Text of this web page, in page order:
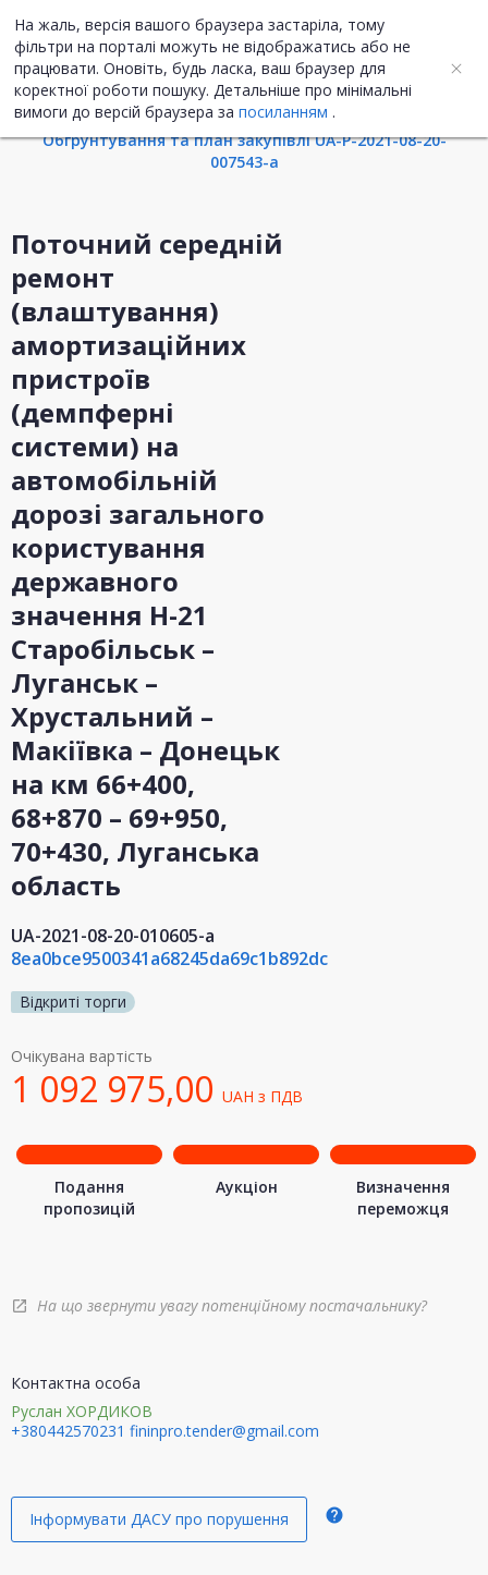
На жаль, версія вашого браузера застаріла, тому
фільтри на порталі можуть не відображатись або не
працювати. Оновіть, будь ласка, ваш браузер для
коректної роботи пошуку. Детальніше про мінімальні
вимоги до версій браузера за посиланням .
UA ENG
Інформація про закупівлю
Обгрунтування та план закупівлі UA-P-2021-08-20-
007543-a
Поточний середній
ремонт
(влаштування)
амортизаційних
пристроїв
(демпферні
системи) на
автомобільній
дорозі загального
користування
державного
значення Н-21
Старобільськ –
Луганськ –
Хрустальний –
Макіївка – Донецьк
на км 66+400,
68+870 – 69+950,
70+430, Луганська
область
UA-2021-08-20-010605-a
8ea0bce9500341a68245da69c1b892dc
Відкриті торги
Очікувана вартість
1 092 975,00 UAH з ПДВ
Подання
пропозицій
Аукціон
Визначення
переможця
open_in_new На що звернути увагу потенційному постачальнику?
Контактна особа
Руслан ХОРДИКОВ
+380442570231 fininpro.tender@gmail.com
Інформувати ДАСУ про порушення help